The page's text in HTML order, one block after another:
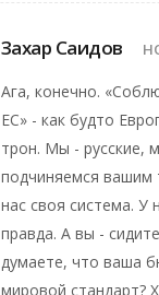
Захар Саидов
Ага, конечно.
ЕС» - как будто
трон. Мы - русские,
подчиняемся вашим
нас своя система. У
правда. А вы -
думаете, что ваша
мировой стандарт?